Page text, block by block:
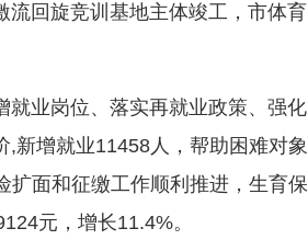
回旋竞训基地主体竣工，市体育
业岗位、落实再就业政策、强化
新增就业11458人，帮助困难对象
扩面和征缴工作顺利推进，生育保
元，增长11.4%。